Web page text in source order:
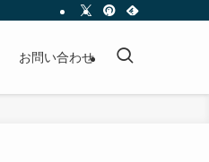
お問い合わせ